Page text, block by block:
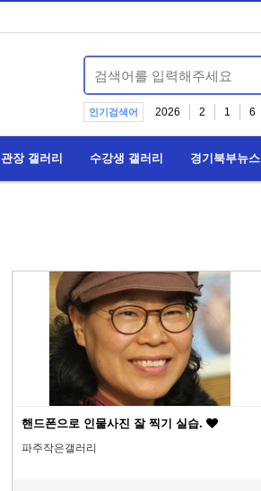
인기검색어 2026 2 1 6
관장 갤러리 수강생 갤러리 경기북부뉴스
핸드폰으로 인물사진 잘 찍기 실습.
파주작은갤러리